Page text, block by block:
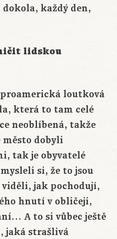
každý den,
lidskou
loutková
která to tam celé
neoblíbená, takže
město dobyli
tak je obyvatelé
si, že to jsou
jak pochodují,
hnutí v obličeji,
A to si vůbec ještě
jaká strašlivá